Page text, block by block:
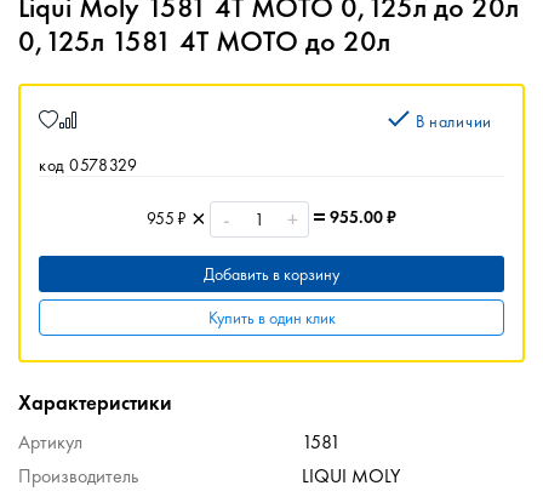
Liqui Moly 1581 4Т МОТО 0,125л до 20л
0,125л 1581 4Т МОТО до 20л
код 0578329
В наличии
955 ₽ - + 955.00 ₽
Добавить в корзину
Купить в один клик
Характеристики
Артикул
1581
Производитель
LIQUI MOLY